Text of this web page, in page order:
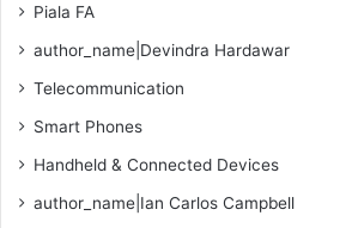
Piala FA
author_name|Devindra Hardawar
Telecommunication
Smart Phones
Handheld & Connected Devices
author_name|Ian Carlos Campbell